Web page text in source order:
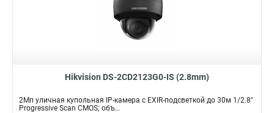
Hikvision DS-2CD2123G0-IS (2.8mm)
2Мп уличная купольная IP-камера с EXIR-подсветкой до 30м 1/2.8"
Progressive Scan CMOS; объ...